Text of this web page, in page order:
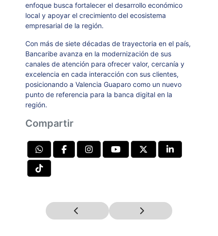
enfoque busca fortalecer el desarrollo económico
local y apoyar el crecimiento del ecosistema
empresarial de la región.
Con más de siete décadas de trayectoria en el país,
Bancaribe avanza en la modernización de sus
canales de atención para ofrecer valor, cercanía y
excelencia en cada interacción con sus clientes,
posicionando a Valencia Guaparo como un nuevo
punto de referencia para la banca digital en la
región.
Compartir